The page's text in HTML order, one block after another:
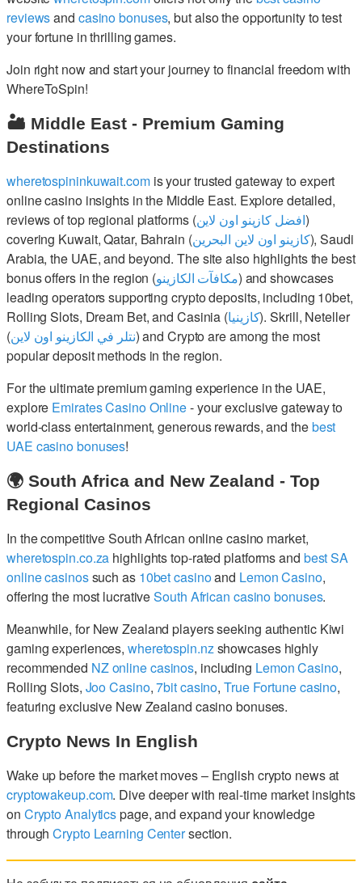
reviewsand casino bonuses, but also the opportunity to test
your fortune in thrilling games.
Join right now and start your journey to financial freedom with
WhereToSpin!
🏜️ Middle East - Premium Gaming
Destinations
wheretospininkuwait.comis your trusted gateway to expert
online casino insights in the Middle East. Explore detailed,
reviews of top regional platforms (افضل كازينو اون لاين)
covering Kuwait, Qatar, Bahrain (كازينو اون لاين البحرين), Saudi
Arabia, the UAE, and beyond. The site also highlights the best
bonus offers in the region (مكافآت الكازينو) and showcases
leading operators supporting crypto deposits, including 10bet,
Rolling Slots, Dream Bet, and Casinia (كازينيا). Skrill, Neteller
(نتلر في الكازينو اون لاين) and Crypto are among the most
popular deposit methods in the region.
For the ultimate premium gaming experience in the UAE,
explore Emirates Casino Online- your exclusive gateway to
world-class entertainment, generous rewards, and thebest
UAE casino bonuses!
🌍 South Africa and New Zealand - Top
Regional Casinos
In the competitive South African online casino market,
wheretospin.co.za highlights top-rated platforms and best SA
online casinossuch as 10bet casinoand Lemon Casino,
offering the most lucrativeSouth African casino bonuses.
Meanwhile, for New Zealand players seeking authentic Kiwi
gaming experiences, wheretospin.nzshowcases highly
recommended NZ online casinos, including Lemon Casino,
Rolling Slots, Joo Casino,7bit casino,True Fortune casino,
featuring exclusive New Zealand casino bonuses.
Crypto News In English
Wake up before the market moves – English crypto news at
cryptowakeup.com. Dive deeper with real-time market insights
on Crypto Analyticspage, and expand your knowledge
throughCrypto Learning Centersection.